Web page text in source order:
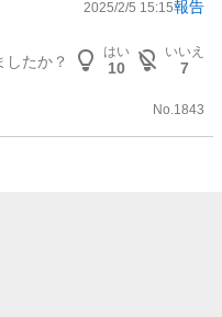
2025/2/5 15:15報告
たか？
はい
10
いいえ
7
No.1843